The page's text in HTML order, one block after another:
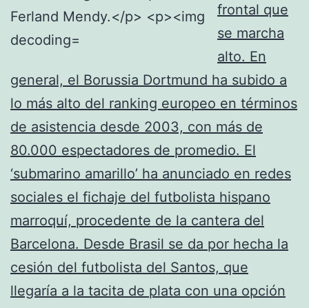
frontal que
se marcha
alto. En
general, el Borussia Dortmund ha subido a
lo más alto del ranking europeo en términos
de asistencia desde 2003, con más de
80.000 espectadores de promedio. El
‘submarino amarillo’ ha anunciado en redes
sociales el fichaje del futbolista hispano
marroquí, procedente de la cantera del
Barcelona. Desde Brasil se da por hecha la
cesión del futbolista del Santos, que
llegaría a la tacita de plata con una opción